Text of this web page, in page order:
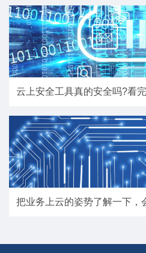
云上安全工具真的安全吗?看
把业务上云的姿势了解一下，